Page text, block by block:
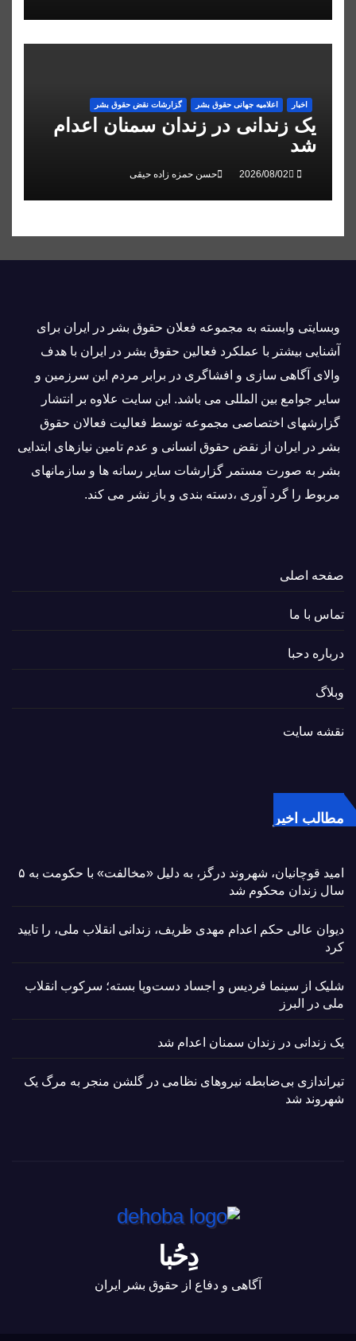
اخبار اعلاميه جهانی حقوق بشر گزارشات نقض حقوق بشر
یک زندانی در زندان سمنان اعدام
شد
حسن حمزه زاده حیقی
وبسايتى وابسته به مجموعه فعلان حقوق بشر در ایران برای
آشنایی بيشتر با عملکرد فعالین حقوق بشر در ایران با هدف
والاى آگاهى سازی و افشاگرى در برابر مردم این سرزمین و
ساير جوامع بین المللى می باشد. این سایت علاوه بر انتشار
گزارشهای اختصاصی مجموعه توسط فعاليت فعالان حقوق
بشر در ایران از نقض حقوق انسانی و عدم تامین نیازهای ابتدایی
بشر به صورت مستمر گزارشات سایر رسانه ها و سازمانهای
مربوط را گرد آوری ،دسته بندی و باز نشر می كند.
صفحه اصلی
تماس با ما
درباره دحبا
وبلاگ
نقشه سایت
مطالب اخیر
امید قوچانیان، شهروند درگز، به دلیل «مخالفت» با حکومت به ۵
سال زندان محکوم شد
دیوان عالی حکم اعدام مهدی ظریف، زندانی انقلاب ملی، را تایید
کرد
شلیک از سینما فردیس و اجساد دست‌وپا بسته؛ سرکوب انقلاب
ملی در البرز
یک زندانی در زندان سمنان اعدام شد
تیراندازی بی‌ضابطه نیروهای نظامی در گلشن منجر به مرگ یک
شهروند شد
دِحُبا
آگاهی و دفاع از حقوق بشر ایران